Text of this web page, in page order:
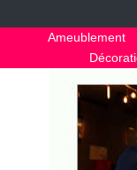
Ameublement